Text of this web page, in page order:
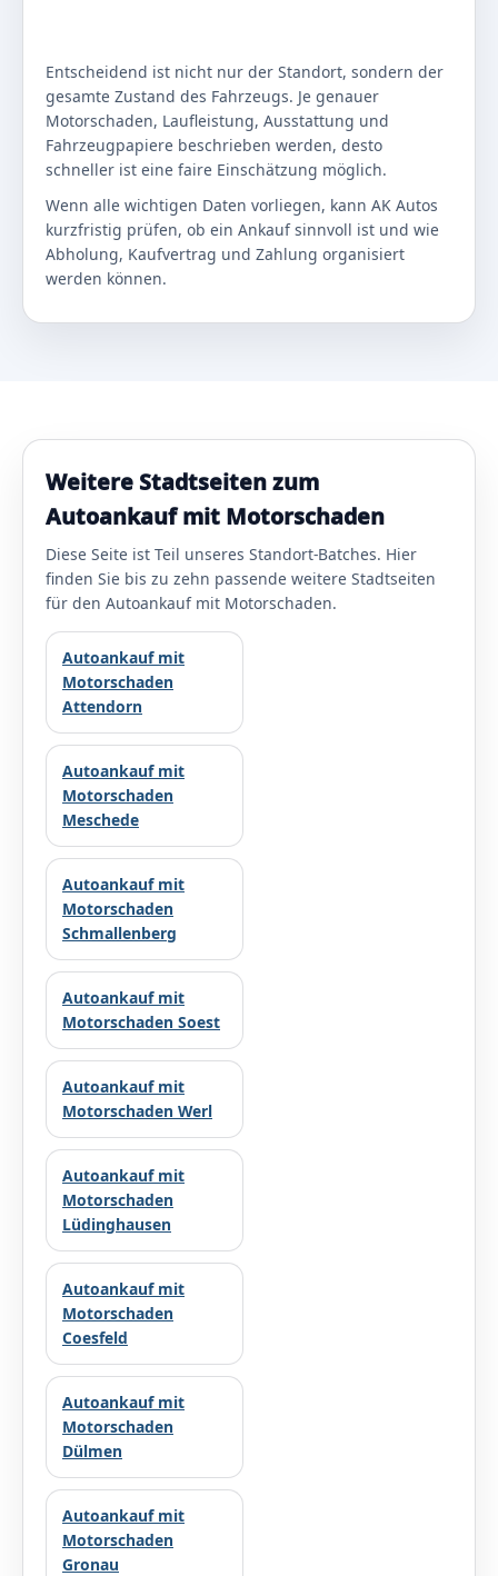
Entscheidend ist nicht nur der Standort, sondern der
gesamte Zustand des Fahrzeugs. Je genauer
Motorschaden, Laufleistung, Ausstattung und
Fahrzeugpapiere beschrieben werden, desto
schneller ist eine faire Einschätzung möglich.
Wenn alle wichtigen Daten vorliegen, kann AK Autos
kurzfristig prüfen, ob ein Ankauf sinnvoll ist und wie
Abholung, Kaufvertrag und Zahlung organisiert
werden können.
Weitere Stadtseiten zum
Autoankauf mit Motorschaden
Diese Seite ist Teil unseres Standort-Batches. Hier
finden Sie bis zu zehn passende weitere Stadtseiten
für den Autoankauf mit Motorschaden.
Autoankauf mit
Motorschaden
Attendorn
Autoankauf mit
Motorschaden
Meschede
Autoankauf mit
Motorschaden
Schmallenberg
Autoankauf mit
Motorschaden Soest
Autoankauf mit
Motorschaden Werl
Autoankauf mit
Motorschaden
Lüdinghausen
Autoankauf mit
Motorschaden
Coesfeld
Autoankauf mit
Motorschaden
Dülmen
Autoankauf mit
Motorschaden
Gronau